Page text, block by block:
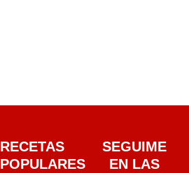
RECETAS
POPULARES
SEGUIME
EN LAS